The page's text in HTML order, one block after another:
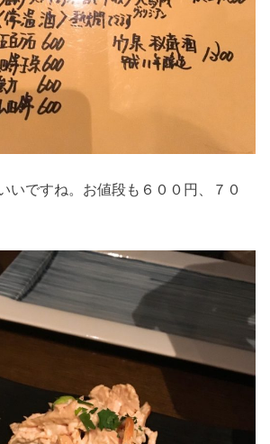
いですね。お値段も６００円、７０